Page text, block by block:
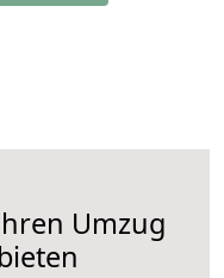
Umzug